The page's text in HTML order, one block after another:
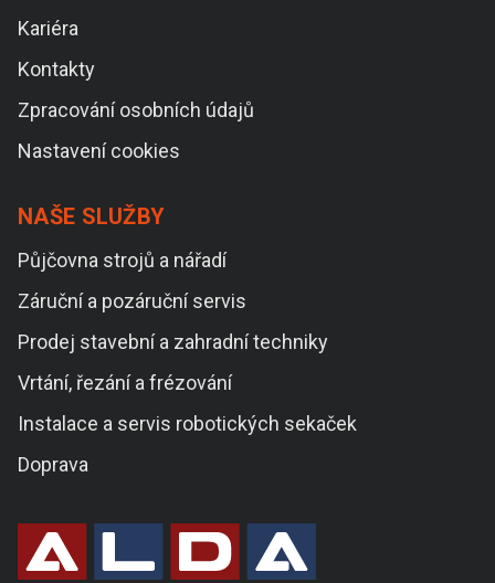
Kariéra
Kontakty
Zpracování osobních údajů
Nastavení cookies
NAŠE SLUŽBY
Půjčovna strojů a nářadí
Záruční a pozáruční servis
Prodej stavební a zahradní techniky
Vrtání, řezání a frézování
Instalace a servis robotických sekaček
Doprava